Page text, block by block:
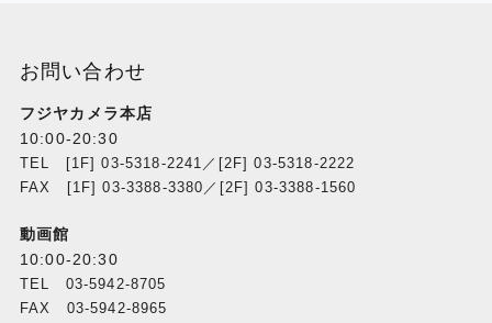
お問い合わせ
フジヤカメラ本店
10:00-20:30
TEL [1F] 03-5318-2241／[2F] 03-5318-2222
FAX [1F] 03-3388-3380／[2F] 03-3388-1560
動画館
10:00-20:30
TEL 03-5942-8705
FAX 03-5942-8965